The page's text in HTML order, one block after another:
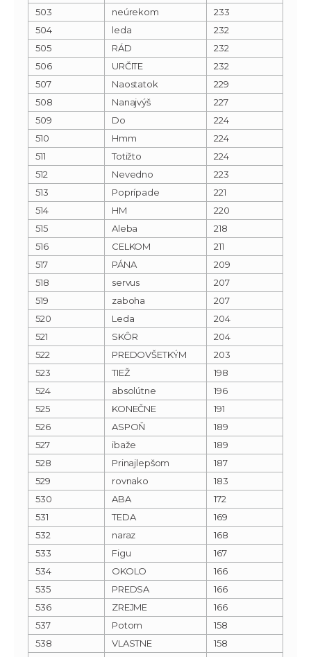
503
neúrekom
233
504
leda
232
505
RÁD
232
506
URČITE
232
507
Naostatok
229
508
Nanajvýš
227
509
Do
224
510
Hmm
224
511
Totižto
224
512
Nevedno
223
513
Poprípade
221
514
HM
220
515
Aleba
218
516
CELKOM
211
517
PÁNA
209
518
servus
207
519
zaboha
207
520
Leda
204
521
SKÔR
204
522
PREDOVŠETKÝM
203
523
TIEŽ
198
524
absolútne
196
525
KONEČNE
191
526
ASPOŇ
189
527
ibaže
189
528
Prinajlepšom
187
529
rovnako
183
530
ABA
172
531
TEDA
169
532
naraz
168
533
Figu
167
534
OKOLO
166
535
PREDSA
166
536
ZREJME
166
537
Potom
158
538
VLASTNE
158